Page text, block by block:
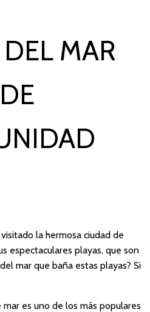
MAR
la hermosa ciudad de
espectaculares playas, que son
mar que baña estas playas? Si
es uno de los más populares